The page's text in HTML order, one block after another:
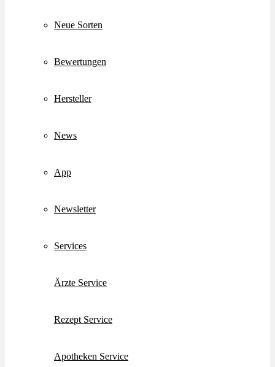
Neue Sorten
Bewertungen
Hersteller
News
App
Newsletter
Services
Ärzte Service
Rezept Service
Apotheken Service